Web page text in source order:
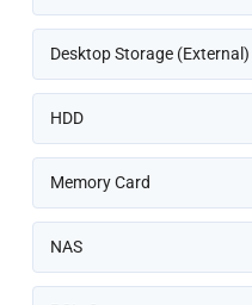
Desktop Storage (External)
HDD
Memory Card
NAS